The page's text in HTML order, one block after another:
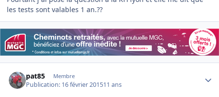
les tests sont valables 1 an.??
pat85 Membre
Publication: 16 février 201511 ans